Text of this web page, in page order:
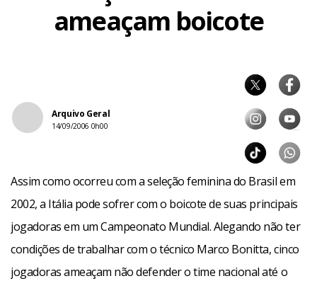
ameaçam boicote
Arquivo Geral
14/09/2006 0h00
Assim como ocorreu com a seleção feminina do Brasil em
2002, a Itália pode sofrer com o boicote de suas principais
jogadoras em um Campeonato Mundial. Alegando não ter
condições de trabalhar com o técnico Marco Bonitta, cinco
jogadoras ameaçam não defender o time nacional até o